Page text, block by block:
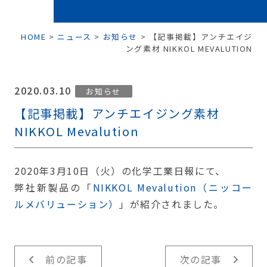
HOME > ニュース > お知らせ >
【記事掲載】アンチエイジ
ング素材 NIKKOL MEVALUTION
2020.03.10 お知らせ
【記事掲載】アンチエイジング素材
NIKKOL Mevalution
2020年3月10日（火）の化学工業日報にて、
弊社新製品の「 NIKKOL Mevalution（ニッコー
ルメバリューション）
」が紹介されました。
前の記事 次の記事